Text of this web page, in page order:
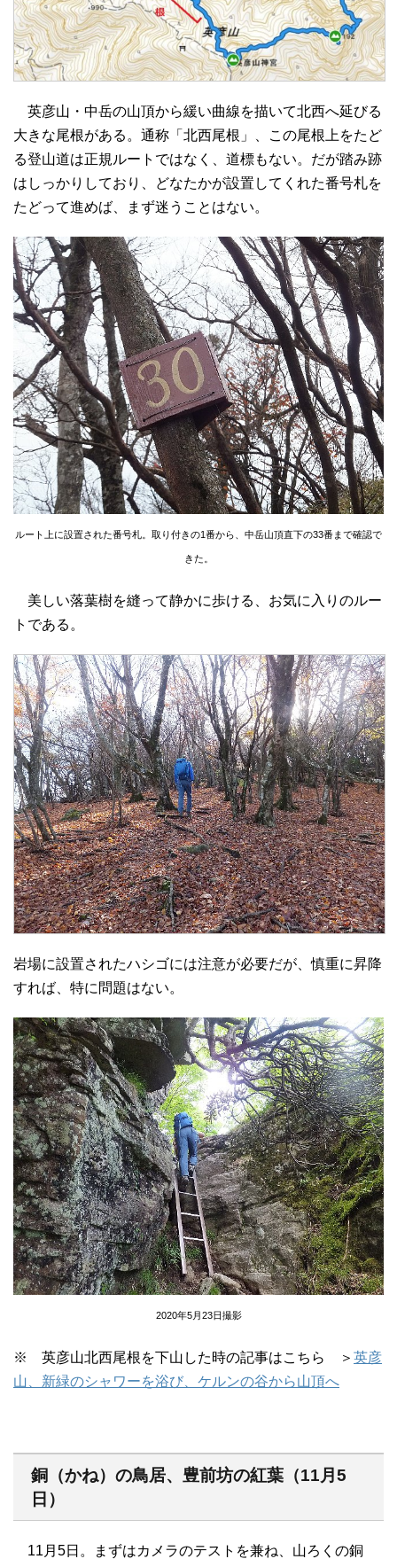
英彦山・中岳の山頂から緩い曲線を描いて北西へ延びる
大きな尾根がある。通称「北西尾根」、この尾根上をたど
る登山道は正規ルートではなく、道標もない。だが踏み跡
はしっかりしており、どなたかが設置してくれた番号札を
たどって進めば、まず迷うことはない。
ルート上に設置された番号札。取り付きの1番から、中岳山頂直下の33番まで確認で
きた。
美しい落葉樹を縫って静かに歩ける、お気に入りのルー
トである。
岩場に設置されたハシゴには注意が必要だが、慎重に昇降
すれば、特に問題はない。
2020年5月23日撮影
※ 英彦山北西尾根を下山した時の記事はこちら ＞ 英彦
山、新緑のシャワーを浴び、ケルンの谷から山頂へ
銅（かね）の鳥居、豊前坊の紅葉（11月5
日）
11月5日。まずはカメラのテストを兼ね、山ろくの銅